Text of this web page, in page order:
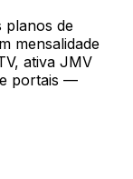
planos de
mensalidade
ativa JMV
portais —